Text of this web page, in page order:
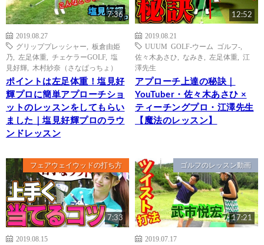
7:36
2019.08.27
グリッププレッシャー
板倉由姫
乃
左足体重 チェケラーGOLF, 塩
見好輝
木村紗奈（さなぱっちょ）
ポイントは左足体重！塩見好
輝プロに簡単アプローチショ
ットのレッスンをしてもらい
ました｜塩見好輝プロのラウ
ンドレッスン
12:52
2019.08.21
UUUM GOLF-ウーム ゴルフ-
佐々木あさひ
なみき 左足体重
江
澤先生
アプローチ上達の秘訣｜
YouTuber・佐々木あさひ ×
ティーチングプロ・江澤先生
【魔法のレッスン】
フェアウェイウッドの打ち方
7:33
2019.08.15
ゴルフのレッスン動画
17:21
2019.07.17